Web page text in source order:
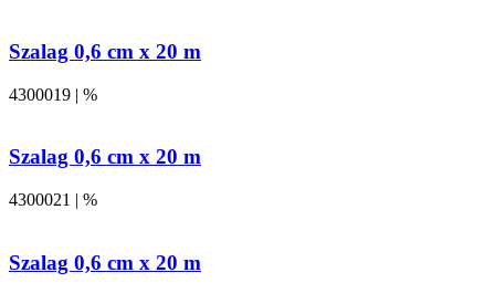
Szalag 0,6 cm x 20 m
4300019 | %
Szalag 0,6 cm x 20 m
4300021 | %
Szalag 0,6 cm x 20 m